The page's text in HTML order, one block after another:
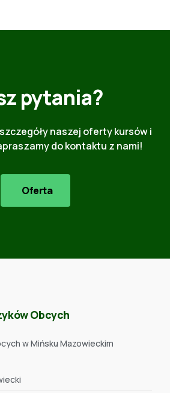
pytania?
naszej oferty kursów i
do kontaktu z nami!
Oferta
Obcych
w Mińsku Mazowieckim